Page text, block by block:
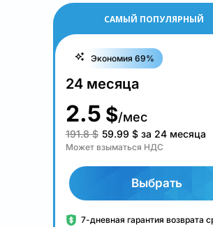
САМЫЙ ПОПУЛЯРНЫЙ
Экономия 69%
24 месяца
2.5 $/мес
191.8 $ 59.99 $ за 24 месяца
Может взыматься НДС
Выбрать
7-дневная гарантия возврата